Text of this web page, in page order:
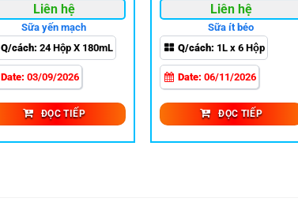
Liên hệ
Sữa yến mạch
Q/cách:24 Hộp X 180mL
Date:03/09/2026
ĐỌC TIẾP
Liên hệ
Sữa ít béo
Q/cách: 1L x 6 Hộp
Date:06/11/2026
ĐỌC TIẾP